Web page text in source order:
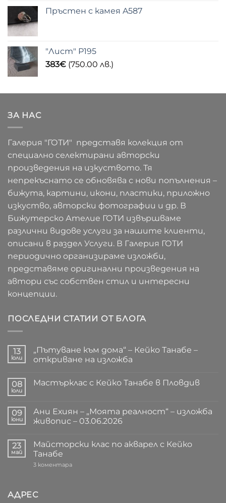
Пръстен с камея A587
"Лист" P195
383€ (750.00 лв.)
ЗА НАС
Галерия "ГОТИ" представя колекция от
специално селектирани авторски
произведения на изкуството. Тя
непрекъснато се обновява с нови попълнения –
бижута, картини, икони, пластики, приложно
изкуство, авторски фотографии и др. В
Бижутерско Ателие ГОТИ извършваме
различни видове услуги за нашите клиенти,
описани в раздел Услуги. В Галерия ГОТИ
периодично организираме изложби,
представяме оригинални произведения на
автори със собствен стил и интересни
концепции.
ПОСЛЕДНИ СТАТИИ ОТ БЛОГА
13
юли
„Пътуване към дома“ – Кейко Танабе –
откриване на изложба
за
„Пътуване
–
Кейко
Танабе
на
изложба
08
юли
Мастърклас с Кейко Танабе в Пловдив
Мастърклас
с
Кейко
Пловдив
09
юни
Ани Ехиян – „Моята реалност“ – изложба
живопис – 03.06.2026
за
Ани
Ехиян
–
изложба
живопис
23
май
Майсторски клас по акварел с Кейко
Танабе
3 коментараза
АДРЕС